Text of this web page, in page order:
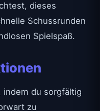
dieses
Schussrunden
Spielspaß.
du sorgfältig
zu